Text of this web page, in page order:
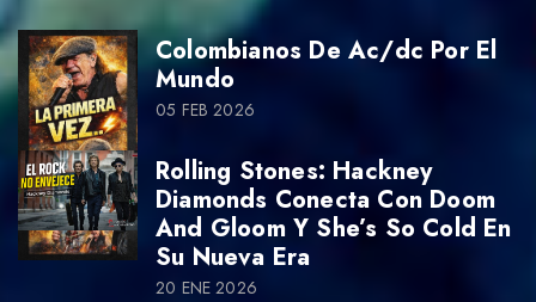
Colombianos De Ac/dc Por El
Mundo
05 FEB 2026
Rolling Stones: Hackney
Diamonds Conecta Con Doom
And Gloom Y She’s So Cold En
Su Nueva Era
20 ENE 2026